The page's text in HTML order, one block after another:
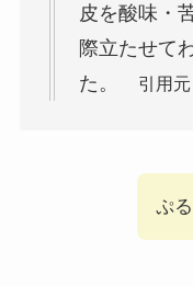
皮を酸味・
際立たせて
た。
引用元
ぷ